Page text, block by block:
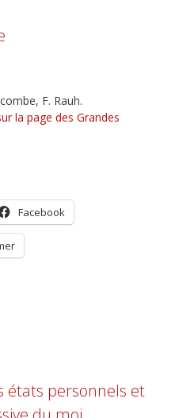
F. Rauh.
la page des Grandes
Facebook
états personnels et